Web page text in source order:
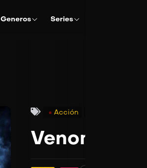
Generos Series
Acción
Venom